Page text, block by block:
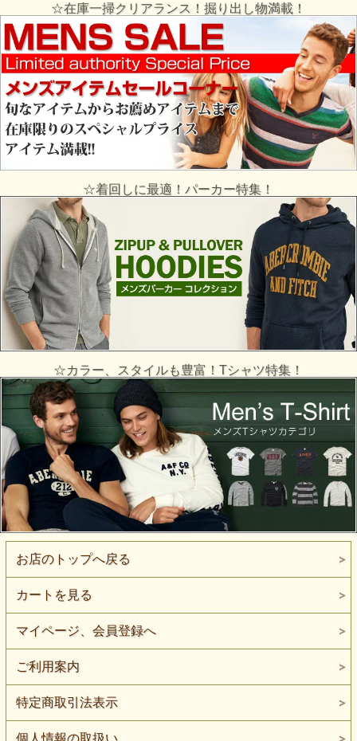
☆在庫一掃クリアランス！掘り出し物満載！
☆着回しに最適！パーカー特集！
☆カラー、スタイルも豊富！Tシャツ特集！
お店のトップへ戻る
カートを見る
マイページ、会員登録へ
ご利用案内
特定商取引法表示
個人情報の取扱い